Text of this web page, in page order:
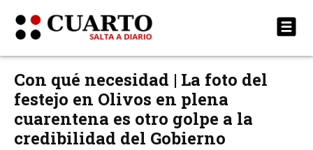
Con qué necesidad | La foto del
festejo en Olivos en plena
cuarentena es otro golpe a la
credibilidad del Gobierno